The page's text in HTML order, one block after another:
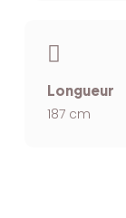
Longueur
187 cm